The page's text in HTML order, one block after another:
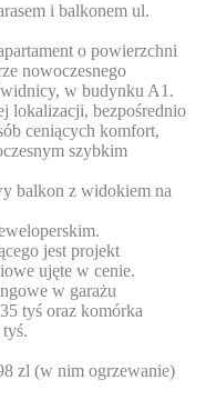
i balkonem ul.
o powierzchni
nowoczesnego
w budynku A1.
lokalizacji, bezpośrednio
ceniących komfort,
szybkim
balkon z widokiem na
jest projekt
ujęte w cenie.
w garażu
tyś oraz komórka
zl (w nim ogrzewanie)